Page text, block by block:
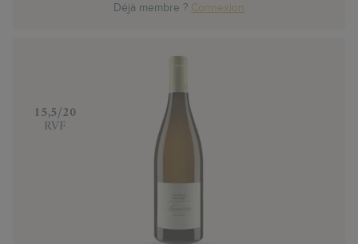
Déjà membre ? Connexion
‍15,5/20
RVF